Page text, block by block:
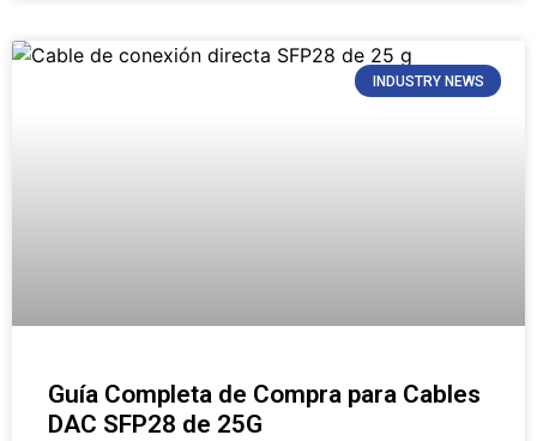
INDUSTRY NEWS
Guía Completa de Compra para Cables
DAC SFP28 de 25G